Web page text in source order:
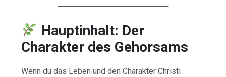
────────────────────
Hauptinhalt: Der
Charakter des Gehorsams
Wenn du das Leben und den Charakter Christi